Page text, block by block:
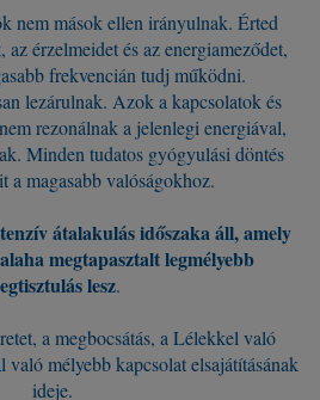
nem mások ellen irányulnak. Érted
érzelmeidet és az energiameződet,
frekvencián tudj működni.
lezárulnak. Azok a kapcsolatok és
rezonálnak a jelenlegi energiával,
Minden tudatos gyógyulási döntés
a magasabb valóságokhoz.
átalakulás időszaka áll, amely
megtapasztalt legmélyebb
lesz.
a megbocsátás, a Lélekkel való
való mélyebb kapcsolat elsajátításának
ideje.